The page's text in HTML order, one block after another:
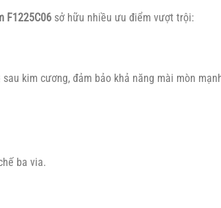
F1225C06 sở hữu nhiều ưu điểm vượt trội:
kim cương, đảm bảo khả năng mài mòn
ba via.